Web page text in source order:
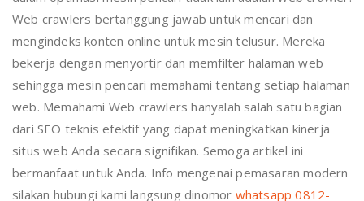
Web crawlers bertanggung jawab untuk mencari dan
mengindeks konten online untuk mesin telusur. Mereka
bekerja dengan menyortir dan memfilter halaman web
sehingga mesin pencari memahami tentang setiap halaman
web. Memahami Web crawlers hanyalah salah satu bagian
dari SEO teknis efektif yang dapat meningkatkan kinerja
situs web Anda secara signifikan. Semoga artikel ini
bermanfaat untuk Anda. Info mengenai pemasaran modern
silakan hubungi kami langsung dinomor whatsapp 0812-